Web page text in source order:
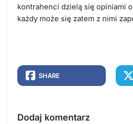
kontrahenci dzielą się opiniami
każdy może się zatem z nimi
SHARE
Dodaj komentarz